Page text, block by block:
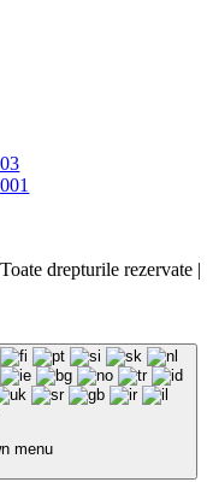
drepturile rezervate |